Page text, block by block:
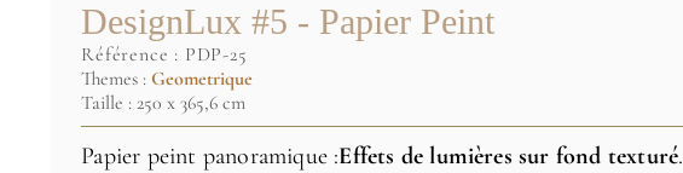
DesignLux #5 - Papier Peint
référence : PDP-25
Themes :Geometrique
Taille : 250 x 365,6 cm
Papier peint panoramique :Effets de lumières sur fond texturé.